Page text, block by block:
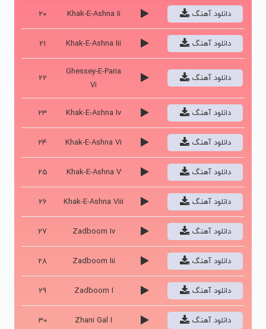
20 Khak-E-Ashna Ii دانلود آهنگ
21 Khak-E-Ashna Iii دانلود آهنگ
22
Ghessey-E-Paria
Vi
دانلود آهنگ
23 Khak-E-Ashna Iv دانلود آهنگ
24 Khak-E-Ashna Vi دانلود آهنگ
25 Khak-E-Ashna V دانلود آهنگ
26 Khak-E-Ashna Viii دانلود آهنگ
27 Zadboom Iv دانلود آهنگ
28 Zadboom Iii دانلود آهنگ
29 Zadboom I دانلود آهنگ
30 Zhani Gal I دانلود آهنگ